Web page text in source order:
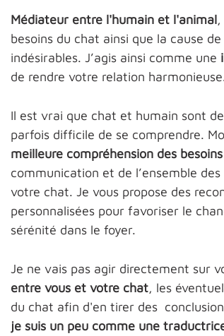
Médiateur entre l'humain et l'animal
besoins du chat ainsi que la cause
indésirables. J’agis ainsi comme une
de rendre votre relation
Il est vrai que chat et humain sont
parfois difficile de se comprendre.
meilleure compréhension des
communication et de l’ensemble
votre chat. Je vous propose des
personnalisées pour favoriser le
sérénité dans le foyer.
Je ne vais pas agir directement sur
entre vous et votre chat, les
du chat afin d'en tirer des
je suis un peu comme une